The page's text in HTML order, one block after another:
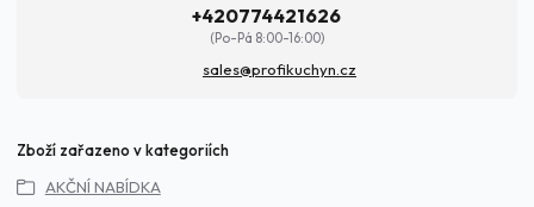
+420774421626
(Po-Pá 8:00-16:00)
sales@profikuchyn.cz
Zboží zařazeno v kategoriích
AKČNÍ NABÍDKA